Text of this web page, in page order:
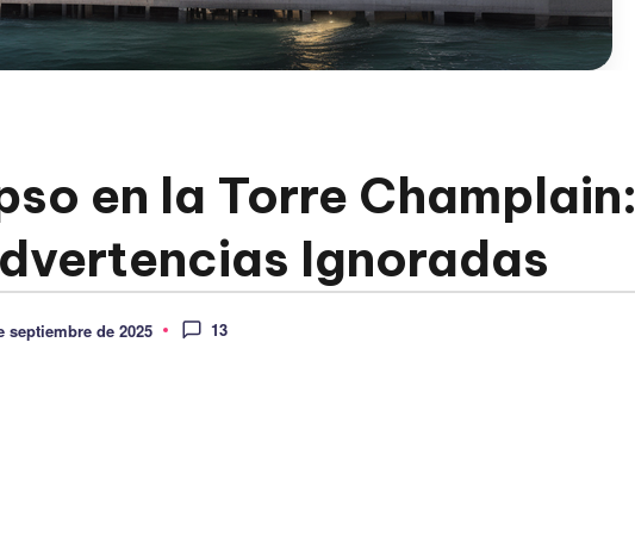
en la Torre Champlain:
Ignoradas
septiembre de 2025 13